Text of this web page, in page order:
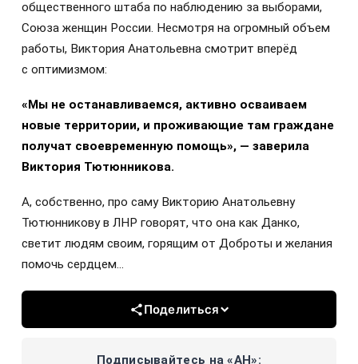
общественного штаба по наблюдению за выборами,
Союза женщин России. Несмотря на огромный объем
работы, Виктория Анатольевна смотрит вперёд
с оптимизмом:
«Мы не останавливаемся, активно осваиваем
новые территории, и проживающие там граждане
получат своевременную помощь», — заверила
Виктория Тютюнникова.
А, собственно, про саму Викторию Анатольевну
Тютюнникову в ЛНР говорят, что она как Данко,
светит людям своим, горящим от Доброты и желания
помочь сердцем...
Поделиться
Подписывайтесь на «АН»: